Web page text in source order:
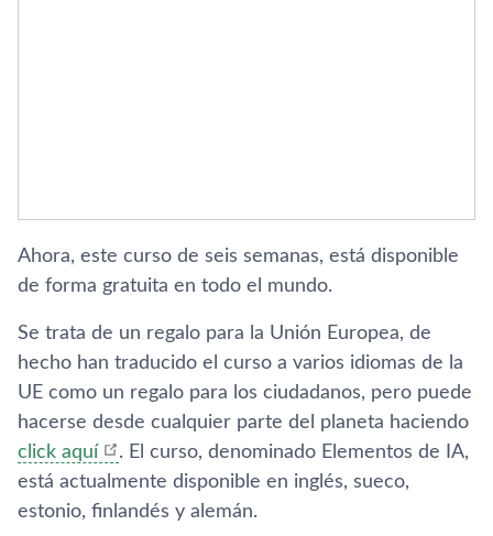
Ahora, este curso de seis semanas, está disponible
de forma gratuita en todo el mundo.
Se trata de un regalo para la Unión Europea, de
hecho han traducido el curso a varios idiomas de la
UE como un regalo para los ciudadanos, pero puede
hacerse desde cualquier parte del planeta haciendo
click aquí
. El curso, denominado Elementos de IA,
está actualmente disponible en inglés, sueco,
estonio, finlandés y alemán.